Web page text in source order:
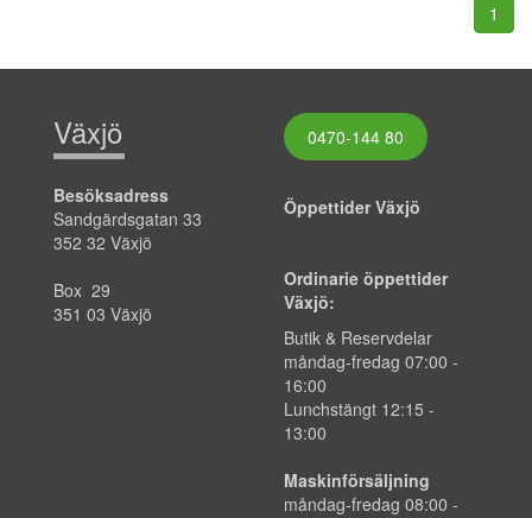
1
Växjö
Besöksadress
Sandgärdsgatan 33
352 32 Växjö
Box 29
351 03 Växjö
0470-144 80
Öppettider Växjö
Ordinarie öppettider
Växjö:
Butik & Reservdelar
måndag-fredag 07:00 -
16:00
Lunchstängt 12:15 -
13:00
Maskinförsäljning
måndag-fredag 08:00 -